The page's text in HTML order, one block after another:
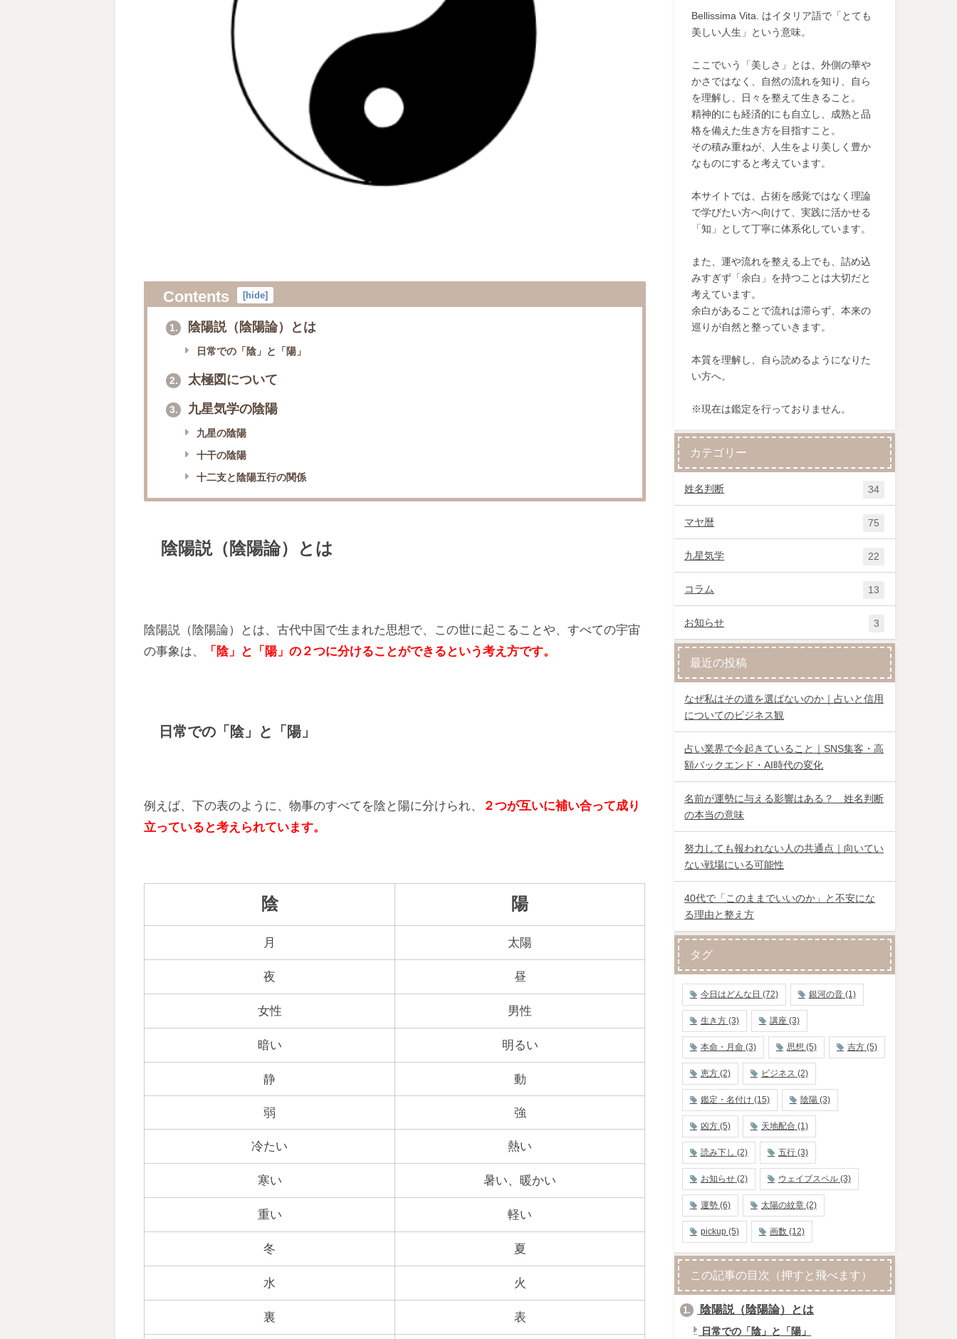
Contents [hide]
1. 陰陽説（陰陽論）とは
日常での「陰」と「陽」
2. 太極図について
3. 九星気学の陰陽
九星の陰陽
十干の陰陽
十二支と陰陽五行の関係
陰陽説（陰陽論）とは
陰陽説（陰陽論）とは、古代中国で生まれた思想で、この世に起こることや、すべての宇宙
の事象は、
「陰」と「陽」の２つに分けることができるという考え方です。
日常での「陰」と「陽」
例えば、下の表のように、物事のすべてを陰と陽に分けられ、
２つが互いに補い合って成り
立っていると考えられています。
陰 陽
月 太陽
夜 昼
女性 男性
暗い 明るい
静 動
弱 強
冷たい 熱い
寒い 暑い、暖かい
重い 軽い
冬 夏
水 火
裏 表
Bellissima Vita. はイタリア語で「とても
美しい人生」という意味。
ここでいう「美しさ」とは、外側の華や
かさではなく、自然の流れを知り、自ら
を理解し、日々を整えて生きること。
精神的にも経済的にも自立し、成熟と品
格を備えた生き方を目指すこと。
その積み重ねが、人生をより美しく豊か
なものにすると考えています。
本サイトでは、占術を感覚ではなく理論
で学びたい方へ向けて、実践に活かせる
「知」として丁寧に体系化しています。
また、運や流れを整える上でも、詰め込
みすぎず「余白」を持つことは大切だと
考えています。
余白があることで流れは滞らず、本来の
巡りが自然と整っていきます。
本質を理解し、自ら読めるようになりた
い方へ。
※現在は鑑定を行っておりません。
カテゴリー
姓名判断 34
マヤ暦 75
九星気学 22
コラム 13
お知らせ 3
最近の投稿
なぜ私はその道を選ばないのか｜占いと信用
についてのビジネス観
占い業界で今起きていること｜SNS集客・高
額バックエンド・AI時代の変化
名前が運勢に与える影響はある？ 姓名判断
の本当の意味
努力しても報われない人の共通点｜向いてい
ない戦場にいる可能性
40代で「このままでいいのか」と不安にな
る理由と整え方
タグ
今日はどんな日 (72) 銀河の音(1)
生き方(3) 講座 (3)
本命・月命(3) 思想 (5) 吉方(5)
恵方(2) ビジネス (2)
鑑定・名付け (15) 陰陽(3)
凶方(5) 天地配合 (1)
読み下し (2) 五行(3)
お知らせ(2) ウェイブスペル(3)
運勢(6) 太陽の紋章(2)
pickup(5) 画数(12)
この記事の目次（押すと飛べます）
1. 陰陽説（陰陽論）とは
日常での「陰」と「陽」